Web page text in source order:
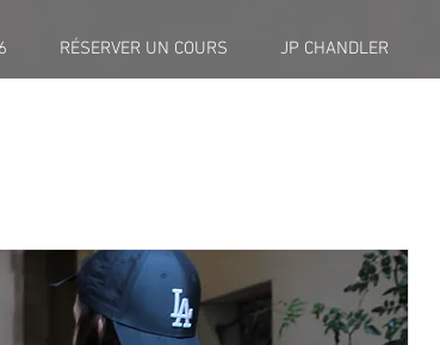
RÉSERVER UN COURS JP CHANDLER